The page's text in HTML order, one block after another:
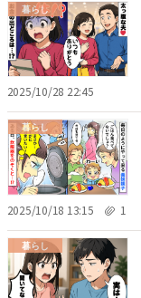
暮らし
2025/10/28 22:45
暮らし
2025/10/18 13:15 1
暮らし